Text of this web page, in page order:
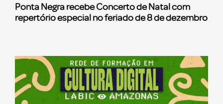
Ponta Negra recebe Concerto de Natal com
repertório especial no feriado de 8 de dezembro